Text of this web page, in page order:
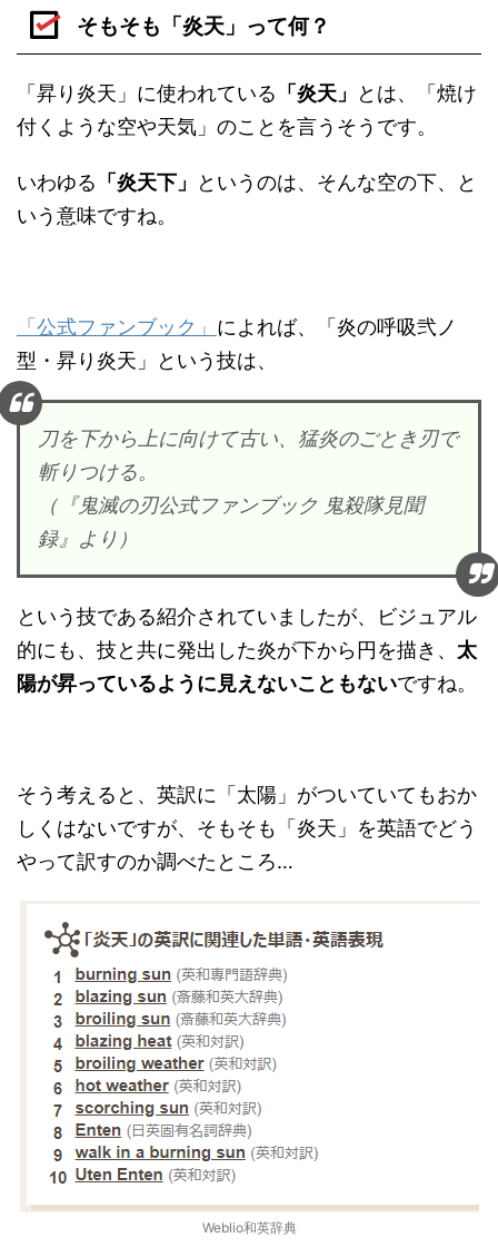
そもそも「炎天」って何？
「昇り炎天」に使われている 「炎天」
とは、「焼け
付くような空や天気」のことを言うそうです。
いわゆる 「炎天下」
というのは、そんな空の下、と
いう意味ですね。
「公式ファンブック」 によれば、「炎の呼吸弐ノ
型・昇り炎天」という技は、
刀を下から上に向けて古い、猛炎のごとき刃で
斬りつける。
（『鬼滅の刃公式ファンブック 鬼殺隊見聞
録』より）
という技である紹介されていましたが、ビジュアル
的にも、技と共に発出した炎が下から円を描き、 太
陽が昇っているように見えないこともないですね。
そう考えると、英訳に「太陽」がついていてもおか
しくはないですが、そもそも「炎天」を英語でどう
やって訳すのか調べたところ…
Weblio和英辞典